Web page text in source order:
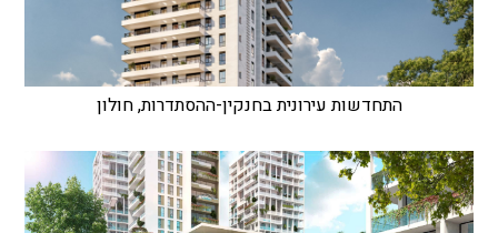
התחדשות עירונית בחנקין-ההסתדרות, חולון